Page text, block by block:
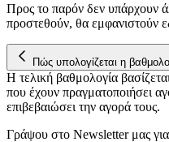
Προς το παρόν δεν υπάρχουν
προστεθούν, θα εμφανιστούν
Πώς υπολογίζεται η
Η τελική βαθμολογία
που έχουν πραγματοποιήσει
επιβεβαιώσει την αγορά τους.
Γράψου στο Νewsletter μας